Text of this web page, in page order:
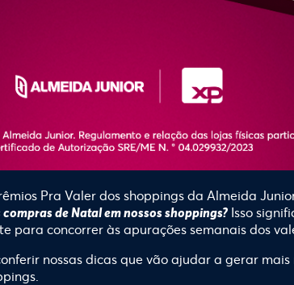
Pra Valerdos shoppings da Almeida
de Natal em nossos shoppings? Isso
para concorrer às apurações semanais dos
nossas dicas que vão ajudar a gerar